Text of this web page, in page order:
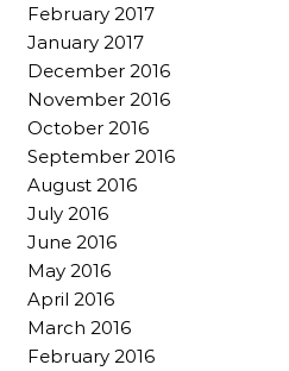
February 2017
January 2017
December 2016
November 2016
October 2016
September 2016
August 2016
July 2016
June 2016
May 2016
April 2016
March 2016
February 2016